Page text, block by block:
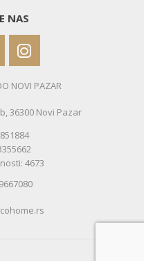
NAS
NOVI PAZAR
36300 Novi Pazar
4673